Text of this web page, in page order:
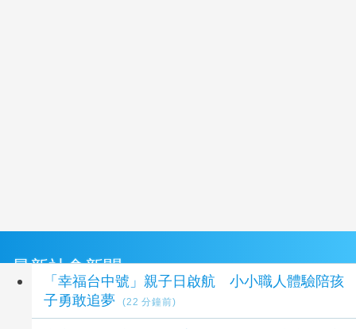
最新社會新聞
「幸福台中號」親子日啟航 小小職人體驗陪孩
子勇敢追夢
(22 分鐘前)